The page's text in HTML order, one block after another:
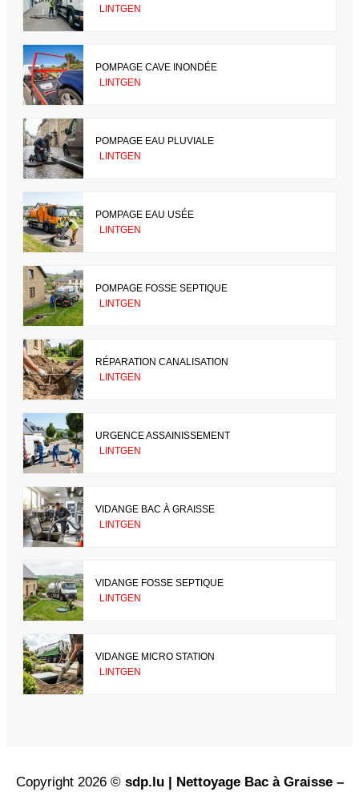
LINTGEN
POMPAGE CAVE INONDÉE
LINTGEN
POMPAGE EAU PLUVIALE
LINTGEN
POMPAGE EAU USÉE
LINTGEN
POMPAGE FOSSE SEPTIQUE
LINTGEN
RÉPARATION CANALISATION
LINTGEN
URGENCE ASSAINISSEMENT
LINTGEN
VIDANGE BAC À GRAISSE
LINTGEN
VIDANGE FOSSE SEPTIQUE
LINTGEN
VIDANGE MICRO STATION
LINTGEN
Copyright 2026 © sdp.lu | Nettoyage Bac à Graisse –